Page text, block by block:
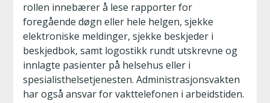
rollen innebærer å lese rapporter for
foregående døgn eller hele helgen, sjekke
elektroniske meldinger, sjekke beskjeder i
beskjedbok, samt logostikk rundt utskrevne og
innlagte pasienter på helsehus eller i
spesialisthelsetjenesten. Administrasjonsvakten
har også ansvar for vakttelefonen i arbeidstiden.